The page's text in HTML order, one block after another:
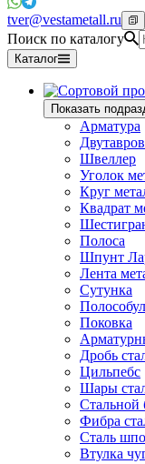
tver@vestametall.ru
Поиск по каталогу
Каталог
Показать
Арматура
Швеллер
Уголок
Круг
Квадрат
Полоса
Шпунт
Лента
Сутунка
Поковка
Дробь
Цильпебс
Шары
Фибра
Сталь
Втулка